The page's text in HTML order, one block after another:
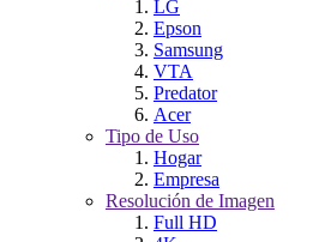
LG
Epson
Samsung
VTA
Predator
Acer
Tipo de Uso
Hogar
Empresa
Resolución de Imagen
Full HD